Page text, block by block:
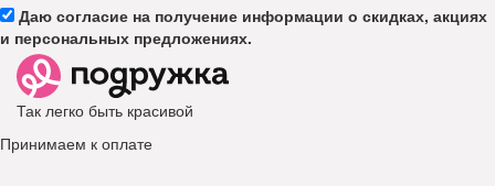
Даю согласие на получение информации о скидках, акциях
и персональных предложениях.
Так легко быть красивой
Принимаем к оплате